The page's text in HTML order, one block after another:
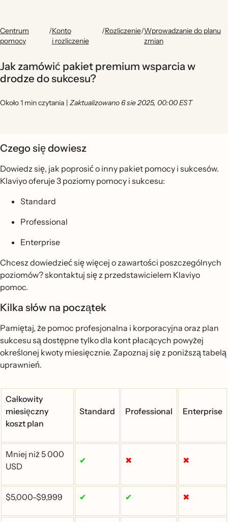
Centrum
pomocy
/Konto
i rozliczenie
/Rozliczenie/Wprowadzanie do planu
zmian
Jak zamówić pakiet premium wsparcia w
drodze do sukcesu?
Około 1 min czytania | Zaktualizowano 6 sie 2025, 00:00 EST
Czego się dowiesz
Dowiedz się, jak poprosić o inny pakiet pomocy i sukcesów.
Klaviyo oferuje 3 poziomy pomocy i sukcesu:
Standard
Professional
Enterprise
Chcesz dowiedzieć się więcej o zawartości poszczególnych
poziomów? skontaktuj się z przedstawicielem Klaviyo
pomoc.
Kilka słów na początek
Pamiętaj, że pomoc profesjonalna i korporacyjna oraz plan
sukcesu są dostępne tylko dla kont płacących powyżej
określonej kwoty miesięcznie. Zapoznaj się z poniższą tabelą
uprawnień.
Całkowity
miesięczny
koszt plan
Standard Professional Enterprise
Mniej niż 5 000
USD
✔ ✖ ✖
$5,000-$9,999 ✔ ✔ ✖